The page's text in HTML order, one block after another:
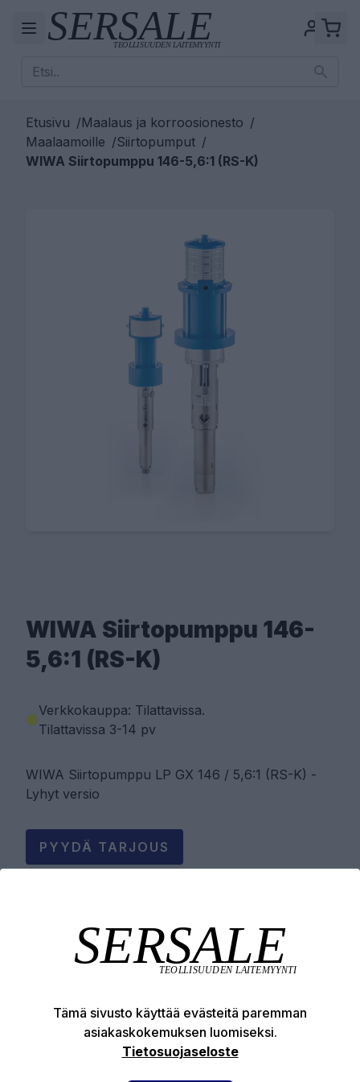
Etusivu /Maalaus ja korroosionesto /
Maalaamoille /Siirtopumput /
WIWA Siirtopumppu 146-5,6:1 (RS-K)
WIWA Siirtopumppu 146-
5,6:1 (RS-K)
Verkkokauppa: Tilattavissa.
Tilattavissa 3-14 pv
WIWA Siirtopumppu LP GX 146 / 5,6:1 (RS-K) -
Lyhyt versio
PYYDÄ TARJOUS
Tuotekuvaus
Tämä sivusto käyttää evästeitä paremman
asiakaskokemuksen luomiseksi.
Tietosuojaseloste